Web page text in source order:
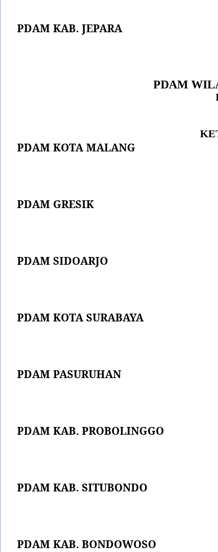
PDAM KAB. JEPARA
PDAM
PDAM KOTA MALANG
PDAM GRESIK
PDAM SIDOARJO
PDAM KOTA SURABAYA
PDAM PASURUHAN
PDAM KAB. PROBOLINGGO
PDAM KAB. SITUBONDO
PDAM KAB. BONDOWOSO